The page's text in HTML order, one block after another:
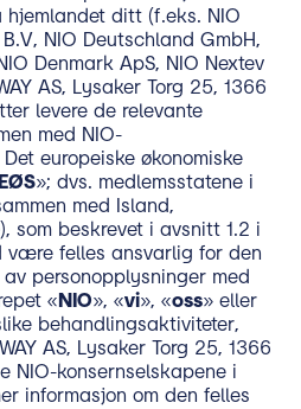
hjemlandet ditt (f.eks. NIO
NIO Deutschland GmbH,
Denmark ApS, NIO Nextev
AS, Lysaker Torg 25, 1366
levere de relevante
med NIO-
europeiske økonomiske
EØS»; dvs. medlemsstatene i
med Island,
som beskrevet i avsnitt 1.2 i
være felles ansvarlig for den
personopplysninger med
« NIO», «vi», «oss» eller
behandlingsaktiviteter,
AS, Lysaker Torg 25, 1366
NIO-konsernselskapene i
informasjon om den felles